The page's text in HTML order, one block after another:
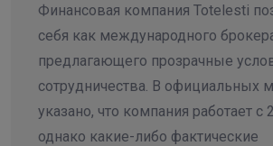
Финансовая компания Totelesti
себя как международного
предлагающего прозрачные
сотрудничества. В официальных
указано, что компания работает с
однако какие-либо фактические